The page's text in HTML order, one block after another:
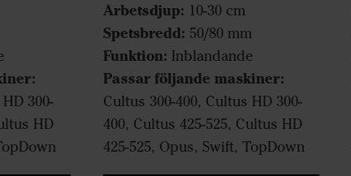
300-
HD
Arbetsdjup: 10-30 cm
Spetsbredd: 50/80 mm
Funktion: Inblandande
Passar följande maskiner:
Cultus 300-400, Cultus HD 300-
400, Cultus 425-525, Cultus HD
425-525, Opus, Swift, TopDown